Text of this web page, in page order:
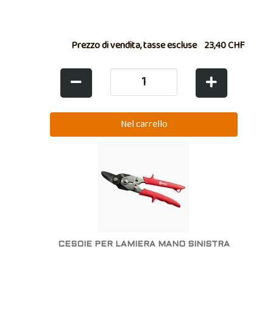
Prezzo di vendita, tasse escluse 23,40 CHF
CESOIE PER LAMIERA MANO SINISTRA